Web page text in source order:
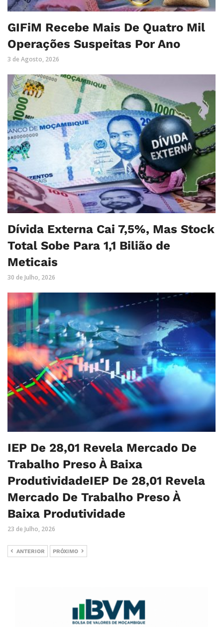
GIFiM Recebe Mais De Quatro Mil
Operações Suspeitas Por Ano
3 de Agosto, 2026
Dívida Externa Cai 7,5%, Mas Stock
Total Sobe Para 1,1 Bilião de
Meticais
30 de Julho, 2026
IEP De 28,01 Revela Mercado De
Trabalho Preso À Baixa
ProdutividadeIEP De 28,01 Revela
Mercado De Trabalho Preso À
Baixa Produtividade
23 de Julho, 2026
ANTERIOR PRÓXIMO